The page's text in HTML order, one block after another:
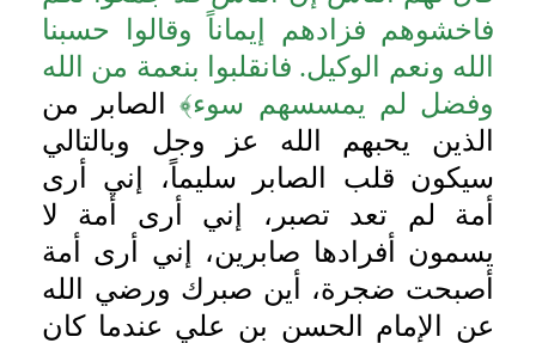
فاخشوهم فزادهم إيماناً وقالوا حسبنا
الله ونعم الوكيل. فانقلبوا بنعمة من الله
وفضل لم يمسسهم سوء﴾الصابر من
الذين يحبهم الله عز وجل وبالتالي
سيكون قلب الصابر سليماً، إني أرى
أمة لم تعد تصبر، إني أرى أمة لا
يسمون أفرادها صابرين، إني أرى أمة
أصبحت ضجرة، أين صبرك ورضي الله
عن الإمام الحسن بن علي عندما كان